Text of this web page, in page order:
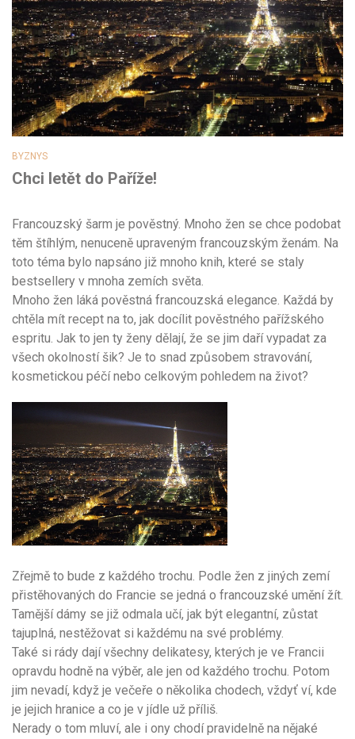
BYZNYS
Chci letět do Paříže!
Francouzský šarm je pověstný. Mnoho žen se chce podobat
těm štíhlým, nenuceně upraveným francouzským ženám. Na
toto téma bylo napsáno již mnoho knih, které se staly
bestsellery v mnoha zemích světa.
Mnoho žen láká pověstná francouzská elegance. Každá by
chtěla mít recept na to, jak docílit pověstného pařížského
espritu. Jak to jen ty ženy dělají, že se jim daří vypadat za
všech okolností šik? Je to snad způsobem stravování,
kosmetickou péčí nebo celkovým pohledem na život?
Zřejmě to bude z každého trochu. Podle žen z jiných zemí
přistěhovaných do Francie se jedná o francouzské umění žít.
Tamější dámy se již odmala učí, jak být elegantní, zůstat
tajuplná, nestěžovat si každému na své problémy.
Také si rády dají všechny delikatesy, kterých je ve Francii
opravdu hodně na výběr, ale jen od každého trochu. Potom
jim nevadí, když je večeře o několika chodech, vždyť ví, kde
je jejich hranice a co je v jídle už příliš.
Nerady o tom mluví, ale i ony chodí pravidelně na nějaké